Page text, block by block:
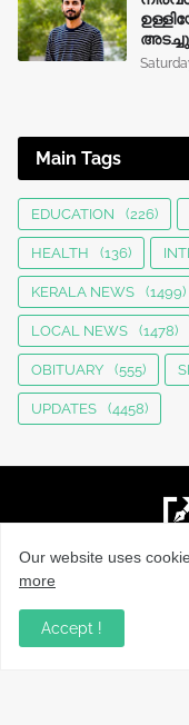
Main Tags
EDUCATION (226)
HEALTH (136)
KERALA NEWS (1499)
LOCAL NEWS (1478)
OBITUARY (555)
UPDATES (4458)
നാട്ടുവാർത്തകൾ,
ടെക്നോളജി
അറിയിപ്പുകൾ,
Our website uses
more
Accept !